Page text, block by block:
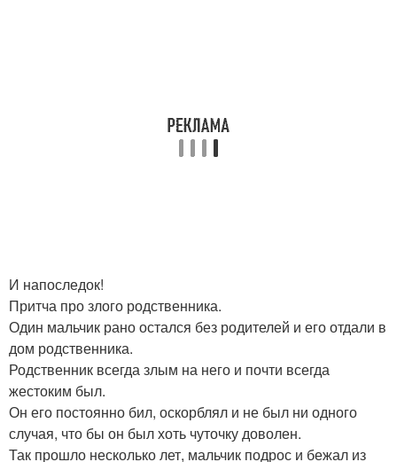
И напоследок!
Притча про злого родственника.
Один мальчик рано остался без родителей и его отдали в
дом родственника.
Родственник всегда злым на него и почти всегда
жестоким был.
Он его постоянно бил, оскорблял и не был ни одного
случая, что бы он был хоть чуточку доволен.
Так прошло несколько лет, мальчик подрос и бежал из